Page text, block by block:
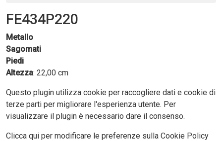
FE434P220
Metallo
Sagomati
Piedi
Altezza: 22,00 cm
Questo plugin utilizza cookie per raccogliere dati e cookie di
terze parti per migliorare l'esperienza utente. Per
visualizzare il plugin è necessario dare il consenso.
Clicca qui per modificare le preferenze sulla Cookie Policy